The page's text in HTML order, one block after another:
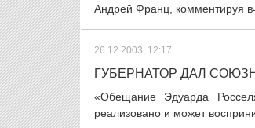
Андрей Франц, комментируя
26.12.2003, 12:17
ГУБЕРНАТОР ДАЛ
«Обещание Эдуарда
реализовано и может